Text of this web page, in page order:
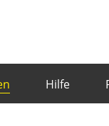
Hilfe